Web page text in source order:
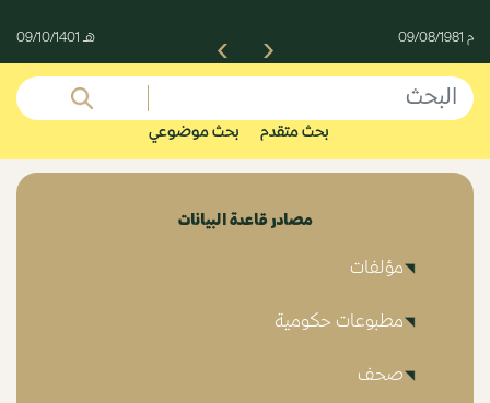
م 09/08/1981 هـ 09/10/1401
Previous
بحث متقدم بحث موضوعي
مصادر قاعدة البيانات
مؤلفات
مطبوعات حكومية
صحف